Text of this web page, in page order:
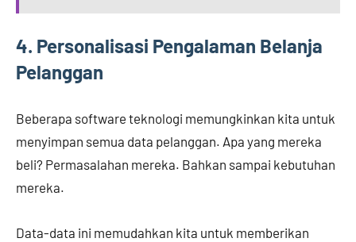
4. Personalisasi Pengalaman Belanja
Pelanggan
Beberapa software teknologi memungkinkan kita untuk
menyimpan semua data pelanggan. Apa yang mereka
beli? Permasalahan mereka. Bahkan sampai kebutuhan
mereka.
Data-data ini memudahkan kita untuk memberikan